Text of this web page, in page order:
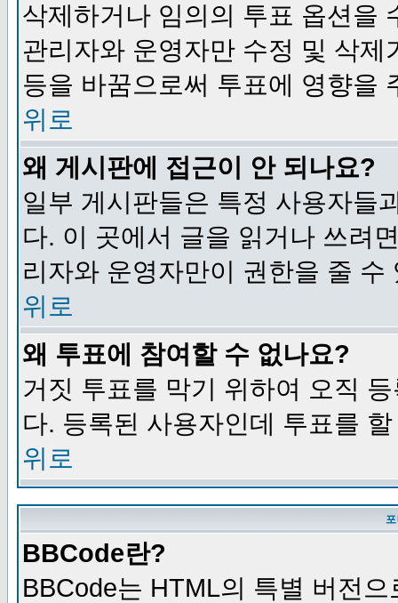
삭제하거나 임의의 투표 옵션을
관리자와 운영자만 수정 및 삭
등을 바꿈으로써 투표에 영향을
위로
왜 게시판에 접근이 안 되나요?
일부 게시판들은 특정 사용자들
다. 이 곳에서 글을 읽거나 쓰려
리자와 운영자만이 권한을 줄
위로
왜 투표에 참여할 수 없나요?
거짓 투표를 막기 위하여 오직
다. 등록된 사용자인데 투표를
위로
BBCode란?
BBCode는 HTML의 특별 버전